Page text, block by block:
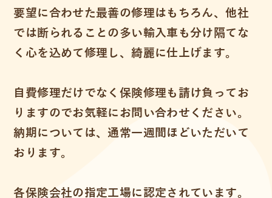
要望に合わせた最善の修理はもちろん、他社
では断られることの多い輸入車も分け隔てな
く心を込めて修理し、綺麗に仕上げます。
自費修理だけでなく保険修理も請け負ってお
りますのでお気軽にお問い合わせください。
納期については、通常一週間ほどいただいて
おります。
各保険会社の指定工場に認定されています。